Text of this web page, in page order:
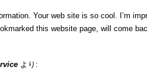
Your web site is so cool. I’m
this website page, will come
より: